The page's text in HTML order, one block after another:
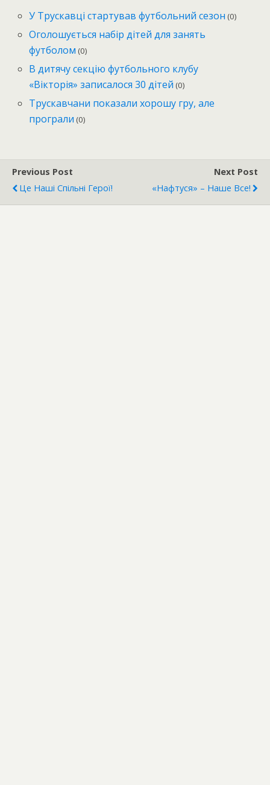
У Трускавці стартував футбольний сезон (0)
Оголошується набір дітей для занять
футболом (0)
В дитячу секцію футбольного клубу
«Вікторія» записалося 30 дітей (0)
Трускавчани показали хорошу гру, але
програли (0)
Previous Post
Це Наші Спільні Герої!
Next Post
«Нафтуся» – Наше Все!